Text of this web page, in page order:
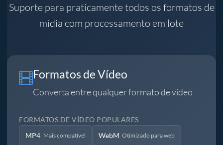
Suporte para praticamente todos os formatos de
mídia com processamento em lote
Formatos de Vídeo
Converta entre qualquer formato de vídeo
FORMATOS DE VÍDEO POPULARES
MP4 Mais compatível WebM Otimizado para web